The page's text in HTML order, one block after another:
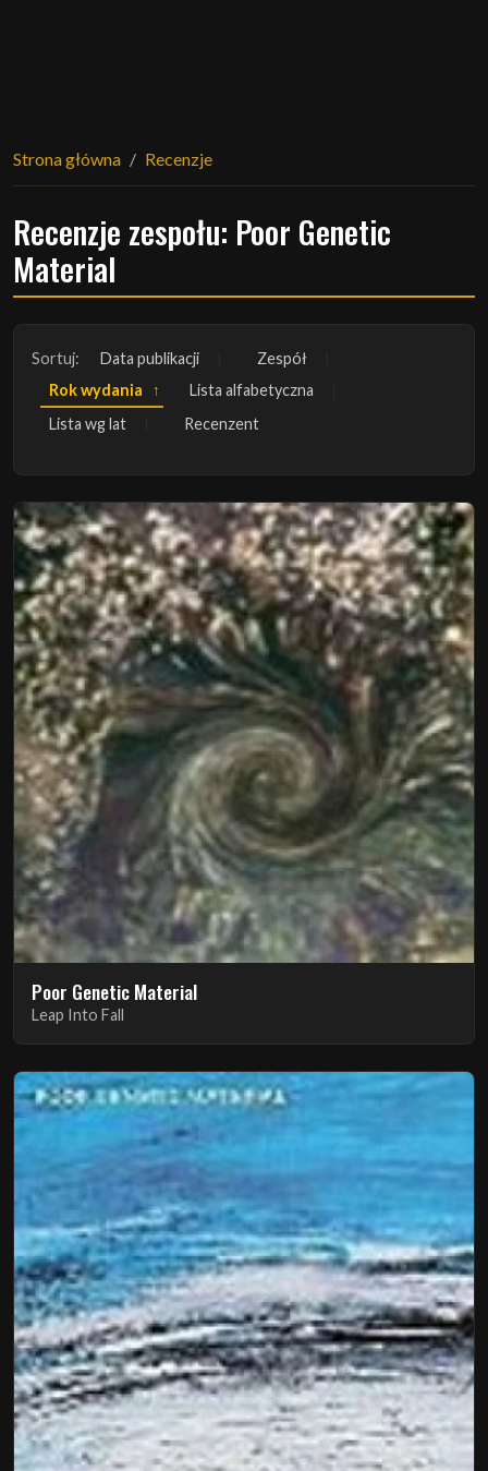
Strona główna Recenzje
Recenzje zespołu: Poor Genetic
Material
Sortuj: Data publikacji
Zespół
Rok wydania
Lista alfabetyczna
Lista wg lat
Recenzent
Poor Genetic Material
Leap Into Fall